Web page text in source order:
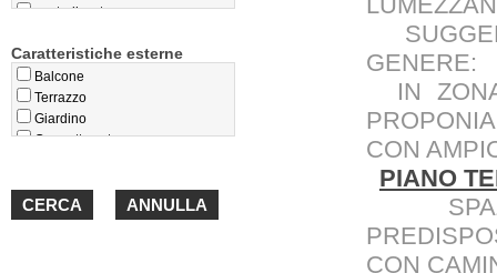
centralizzato
teleriscaldamento
termoconvettori
Caratteristiche esterne
Balcone
Terrazzo
Giardino
Cappotto esterno
GENERE:
IN ZONA
CON
PIANO
CON